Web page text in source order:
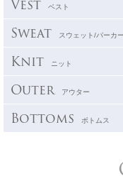
Vest ベスト
Sweat スウェット/パーカー
Knit ニット
Outer アウター
Bottoms ボトムス